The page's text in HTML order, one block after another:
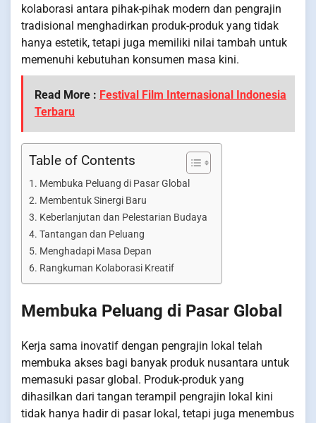
kolaborasi antara pihak-pihak modern dan pengrajin
tradisional menghadirkan produk-produk yang tidak
hanya estetik, tetapi juga memiliki nilai tambah untuk
memenuhi kebutuhan konsumen masa kini.
Read More : Festival Film Internasional Indonesia
Terbaru
Table of Contents
Membuka Peluang di Pasar Global
Membentuk Sinergi Baru
Keberlanjutan dan Pelestarian Budaya
Tantangan dan Peluang
Menghadapi Masa Depan
Rangkuman Kolaborasi Kreatif
Membuka Peluang di Pasar Global
Kerja sama inovatif dengan pengrajin lokal telah
membuka akses bagi banyak produk nusantara untuk
memasuki pasar global. Produk-produk yang
dihasilkan dari tangan terampil pengrajin lokal kini
tidak hanya hadir di pasar lokal, tetapi juga menembus